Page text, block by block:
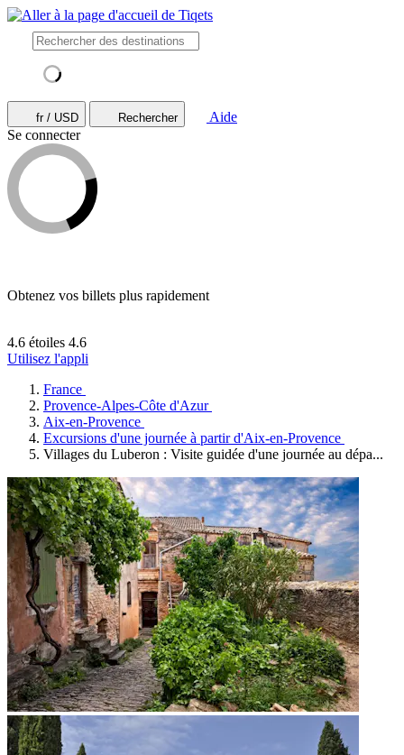
fr / USD Rechercher
Aide
Se connecter
Obtenez vos billets plus rapidement
4.6 étoiles 4.6
Utilisez l'appli
France
Provence-Alpes-Côte d'Azur
Aix-en-Provence
Excursions d'une journée à partir d'Aix-en-Provence
Villages du Luberon : Visite guidée d'une journée au dépa...